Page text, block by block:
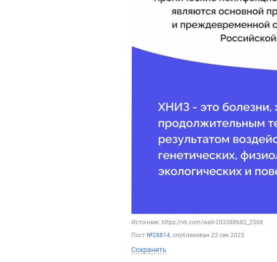
Источник: https://vk.com/wall-203388682_2568
Пост №28814, опубликован 23 сен 2025
Сохранить